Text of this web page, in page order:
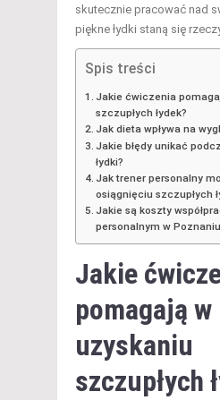
skutecznie pracować nad
piękne łydki staną się
Spis treści
Jakie ćwiczenia
szczupłych łydek?
Jak dieta wpływa na
Jakie błędy unikać
łydki?
Jak trener personalny
osiągnięciu szczupłych
Jakie są koszty
personalnym w
Jakie
pomagają w
uzyskaniu
szczupłych